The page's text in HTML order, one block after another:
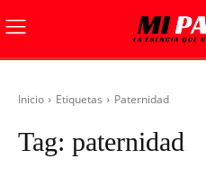
Inicio Etiquetas Paternidad
Tag: paternidad